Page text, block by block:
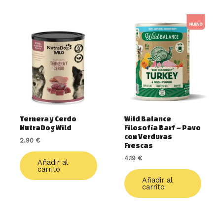
Ternera y Cerdo
NutraDog Wild
2.90 €
Añadir al
carrito
Wild Balance
Filosofía Barf – Pavo
con Verduras
Frescas
4.19 €
Añadir al
carrito